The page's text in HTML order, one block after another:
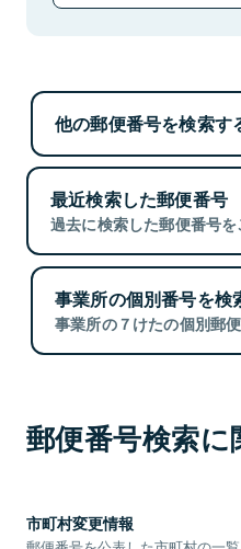
他の郵便番号を検索す
最近検索した郵便番号
過去に検索した郵便番号を
事業所の個別番号を検
事業所の７けたの個別郵
郵便番号検索に
市町村変更情報